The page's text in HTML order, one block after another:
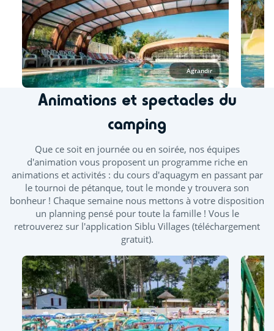
Tout l'espace aquatique est ouvert en juillet et août. A
minima, un bassin couvert est ouvert d'avril à novembre.
Les toboggans ainsi que la splashzone sont ouverts à partir
de mi-juin. Des journées continues vous sont proposées
durant les ponts de mai et juin.
À l’espace aquatique, seuls les vêtements de bain en lycra
sont autorisés, tels que les maillots (une ou deux pièces),
plage sont également acceptés.
Piscine extérieure
Bassin / couloir de nage
Pataugeoire extérieure
Toboggan
Piscine couverte chauffée
Splashzone - Jeux enfants
Agrandir
Animations et spectacles du
camping
Que ce soit en journée ou en soirée, nos équipes
d'animation vous proposent un programme riche en
animations et activités : du cours d'aquagym en passant par
le tournoi de pétanque, tout le monde y trouvera son
bonheur ! Chaque semaine nous mettons à votre disposition
un planning pensé pour toute la famille ! Vous le
retrouverez sur l'application Siblu Villages (téléchargement
gratuit).